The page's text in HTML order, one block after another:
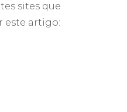
sites que
este artigo: